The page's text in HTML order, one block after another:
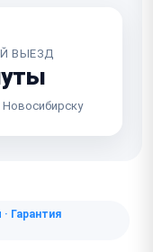
ВЫЕЗД
Новосибирску
Гарантия